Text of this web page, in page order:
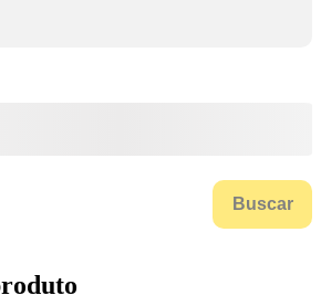
Buscar